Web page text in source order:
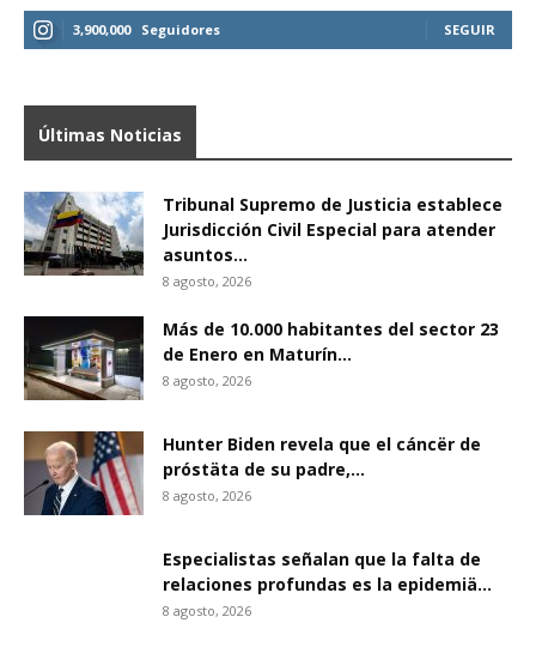
3,900,000 Seguidores SEGUIR
Últimas Noticias
Tribunal Supremo de Justicia establece
Jurisdicción Civil Especial para atender
asuntos...
8 agosto, 2026
Más de 10.000 habitantes del sector 23
de Enero en Maturín...
8 agosto, 2026
Hunter Biden revela que el cáncër de
próstäta de su padre,...
8 agosto, 2026
Especialistas señalan que la falta de
relaciones profundas es la epidemiä...
8 agosto, 2026